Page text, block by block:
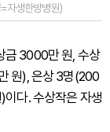
자생한방병원)
금 3000만 원, 수상
원), 은상 3명(200
다. 수상작은 자생